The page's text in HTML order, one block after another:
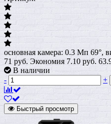
основная камера: 0.3 Мп 69°,
71 руб. Экономия 7.10 руб.
В наличии
-
+
Быстрый просмотр